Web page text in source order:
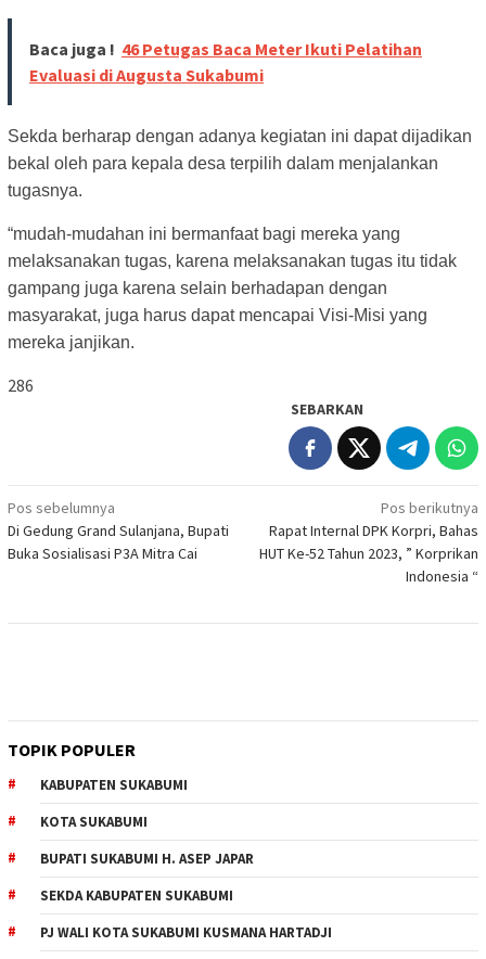
Baca juga ! 46 Petugas Baca Meter Ikuti Pelatihan
Evaluasi di Augusta Sukabumi
Sekda berharap dengan adanya kegiatan ini dapat dijadikan
bekal oleh para kepala desa terpilih dalam menjalankan
tugasnya.
“mudah-mudahan ini bermanfaat bagi mereka yang
melaksanakan tugas, karena melaksanakan tugas itu tidak
gampang juga karena selain berhadapan dengan
masyarakat, juga harus dapat mencapai Visi-Misi yang
mereka janjikan.
286
SEBARKAN
Navigasi
pos
Pos sebelumnya
Di Gedung Grand Sulanjana, Bupati
Buka Sosialisasi P3A Mitra Cai
Pos berikutnya
Rapat Internal DPK Korpri, Bahas
HUT Ke-52 Tahun 2023, ” Korprikan
Indonesia “
TOPIK POPULER
KABUPATEN SUKABUMI
KOTA SUKABUMI
BUPATI SUKABUMI H. ASEP JAPAR
SEKDA KABUPATEN SUKABUMI
PJ WALI KOTA SUKABUMI KUSMANA HARTADJI